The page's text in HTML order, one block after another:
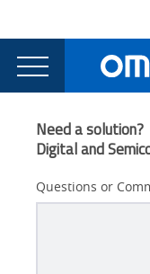
currently
viewing
the
fabricación
inteligente
Main
Navigation
Soluciones
fabricación
inteligente
Need a
Digital and
Questions or